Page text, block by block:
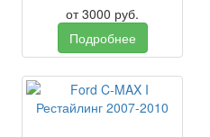
от3000 руб.
Подробнее